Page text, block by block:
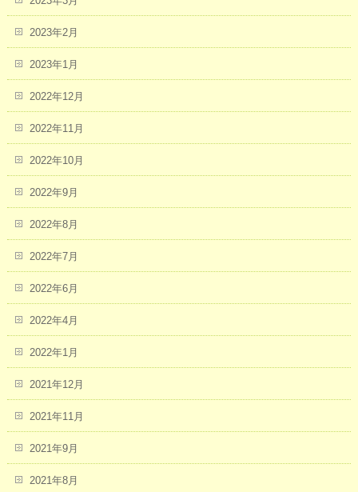
2023年2月
2023年1月
2022年12月
2022年11月
2022年10月
2022年9月
2022年8月
2022年7月
2022年6月
2022年4月
2022年1月
2021年12月
2021年11月
2021年9月
2021年8月